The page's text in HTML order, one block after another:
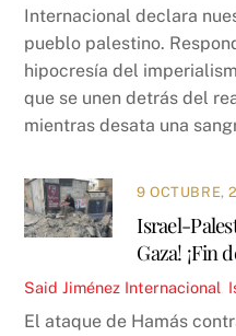
Internacional declara
pueblo palestino.
hipocresía del
que se unen detrás del
mientras desata una
9 OCTUBRE,
Israel-
Gaza! ¡Fin
Said Jiménez Internacional
El ataque de Hamás